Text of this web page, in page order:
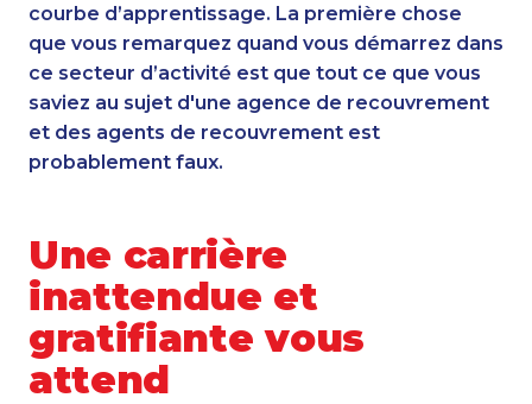
courbe d’apprentissage. La première chose
que vous remarquez quand vous démarrez dans
ce secteur d’activité est que tout ce que vous
saviez au sujet d'une agence de recouvrement
et des agents de recouvrement est
probablement faux.
Une carrière
inattendue et
gratifiante vous
attend